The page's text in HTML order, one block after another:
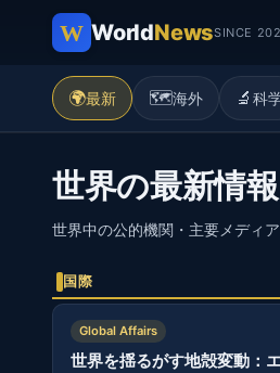
WorldNewsSINCE
🌍最新 🗺️海外 🔬 科
世界の最新情
世界中の公的機関・主要メディ
国際
Global Affairs
世界を揺るがす地殻変動：